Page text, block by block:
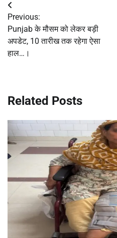
Post
navigation
Previous:
Punjab के मौसम को लेकर बड़ी
अपडेट, 10 तारीख तक रहेगा ऐसा
हाल…।
Related Posts